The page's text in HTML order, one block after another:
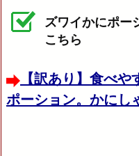
ズワイかにポー
こちら
【訳あり】食べ
ポーション。かにし